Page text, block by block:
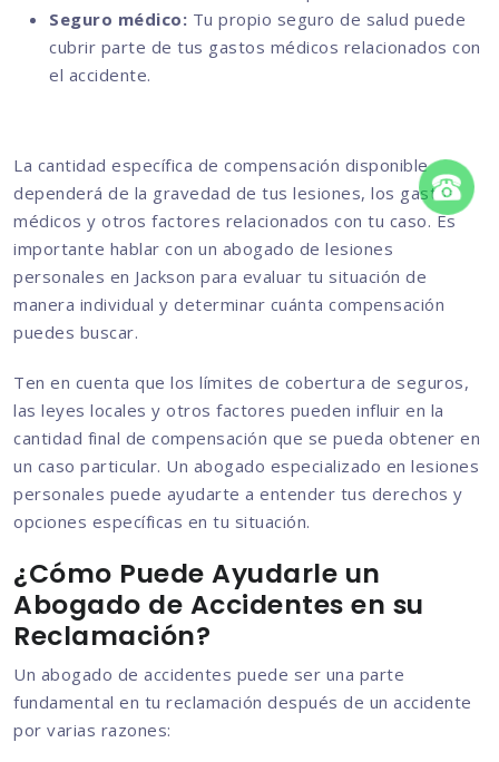
Seguro médico: Tu propio seguro de salud puede
cubrir parte de tus gastos médicos relacionados con
el accidente.
La cantidad específica de compensación disponible
dependerá de la gravedad de tus lesiones, los gastos
médicos y otros factores relacionados con tu caso. Es
importante hablar con un abogado de lesiones
personales en Jackson para evaluar tu situación de
manera individual y determinar cuánta compensación
puedes buscar.
Ten en cuenta que los límites de cobertura de seguros,
las leyes locales y otros factores pueden influir en la
cantidad final de compensación que se pueda obtener en
un caso particular. Un abogado especializado en lesiones
personales puede ayudarte a entender tus derechos y
opciones específicas en tu situación.
¿Cómo Puede Ayudarle un
Abogado de Accidentes en su
Reclamación?
Un abogado de accidentes puede ser una parte
fundamental en tu reclamación después de un accidente
por varias razones: